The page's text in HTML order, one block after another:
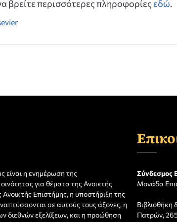
βρείτε περισσότερες πληροφορίες εδώ.
είναι η ενημέρωση της
για θέματα της Ανοικτής
Επιστήμης, η υποστήριξη της
σε αυτούς τους άξονες, η
διεθνών εξελίξεων, και η προώθηση
Σύνδεσμος
Μονάδα
Πατρών,